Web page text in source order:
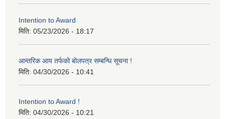
Intention to Award
मिति: 05/23/2026 - 18:17
आन्तरिक आय तर्फको बोलपत्र सम्बन्धि सूचना !
मिति: 04/30/2026 - 10:41
Intention to Award !
मिति: 04/30/2026 - 10:21